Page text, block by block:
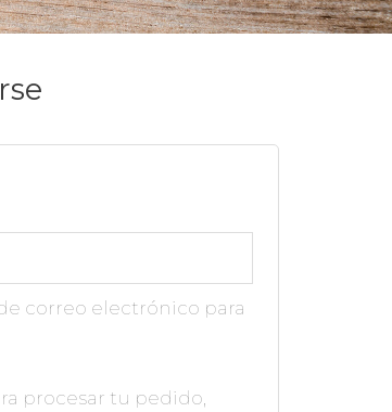
correo electrónico para
procesar tu pedido,